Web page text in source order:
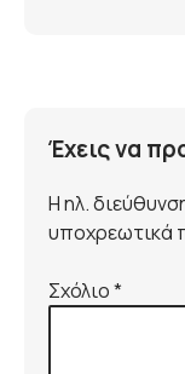
Έχεις να
Η ηλ.
υποχρεωτικά
Σχόλιο*